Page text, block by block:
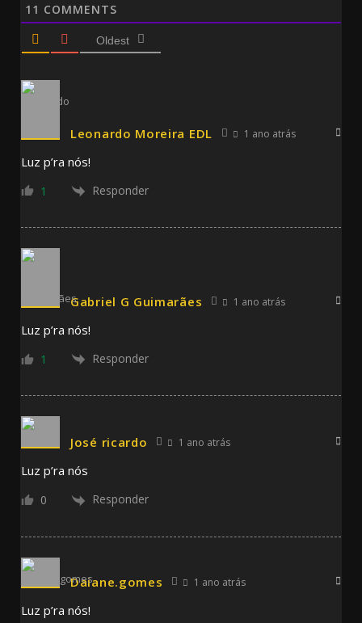
11 COMMENTS
Oldest
Leonardo Moreira EDL 1 ano atrás
Luz p’ra nós!
1 Responder
Gabriel G Guimarães 1 ano atrás
Luz p’ra nós!
1 Responder
José ricardo 1 ano atrás
Luz p’ra nós
0 Responder
Daiane.gomes 1 ano atrás
Luz p’ra nós!